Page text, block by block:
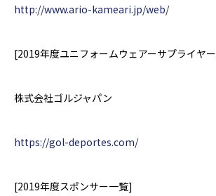
http://www.ario-kameari.jp/web/
[2019年度ユニフォームウェアーサプライヤー
株式会社ゴルジャパン
https://gol-deportes.com/
[2019年度スポンサー一覧]